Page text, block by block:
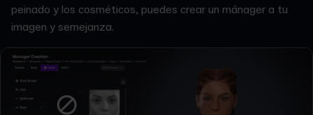
peinado y los cosméticos, puedes crear un mánager a tu
imagen y semejanza.